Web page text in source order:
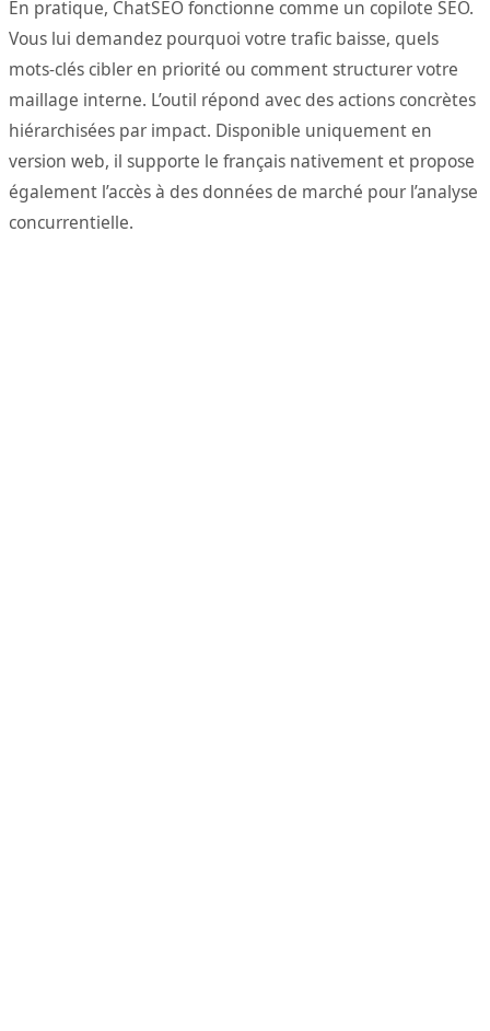
En pratique, ChatSEO fonctionne comme un copilote SEO.
Vous lui demandez pourquoi votre trafic baisse, quels
mots-clés cibler en priorité ou comment structurer votre
maillage interne. L’outil répond avec des actions concrètes
hiérarchisées par impact. Disponible uniquement en
version web, il supporte le français nativement et propose
également l’accès à des données de marché pour l’analyse
concurrentielle.